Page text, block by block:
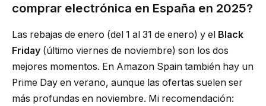
comprar electrónica en España en 2025?
Las rebajas de enero (del 1 al 31 de enero) y el Black
Friday (último viernes de noviembre) son los dos
mejores momentos. En Amazon Spain también hay un
Prime Day en verano, aunque las ofertas suelen ser
más profundas en noviembre. Mi recomendación: